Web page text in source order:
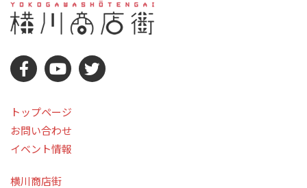
トップページ
お問い合わせ
イベント情報
横川商店街